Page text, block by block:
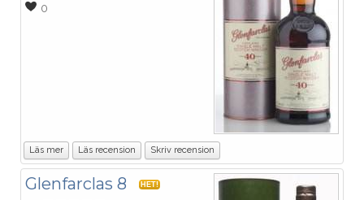
0
Läs mer Läs recension Skriv recension
Glenfarclas 8 HET!